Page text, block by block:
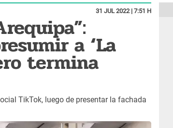
31 JUL 2022 | 7:51 H
a ‘La
termina
TikTok, luego de presentar la fachada